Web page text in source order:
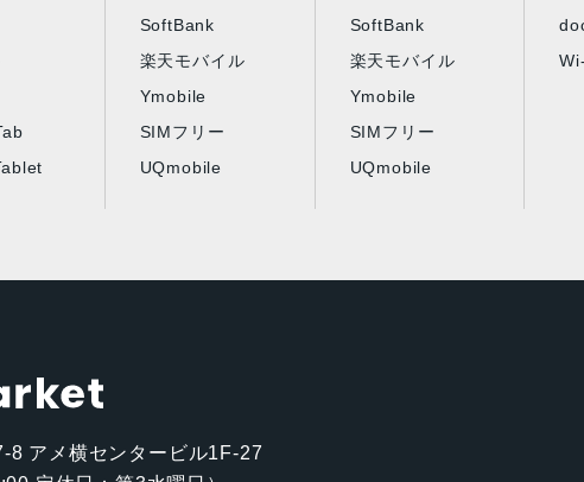
SoftBank
楽天モバイル
Ymobile
SIMフリー
UQmobile
SoftBank
楽天モバイル
Ymobile
SIMフリー
UQmobile
8 アメ横センタービル1F-27